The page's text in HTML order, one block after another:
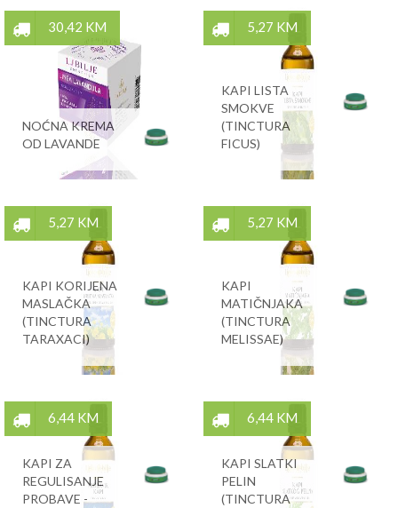
30,42 KM
NOĆNA KREMA
OD LAVANDE
5,27 KM
KAPI LISTA
SMOKVE
(TINCTURA
FICUS)
5,27 KM
KAPI KORIJENA
MASLAČKA
(TINCTURA
TARAXACI)
5,27 KM
KAPI
MATIČNJAKA
(TINCTURA
MELISSAE)
6,44 KM
KAPI ZA
REGULISANJE
PROBAVE -
6,44 KM
KAPI SLATKI
PELIN
(TINCTURA